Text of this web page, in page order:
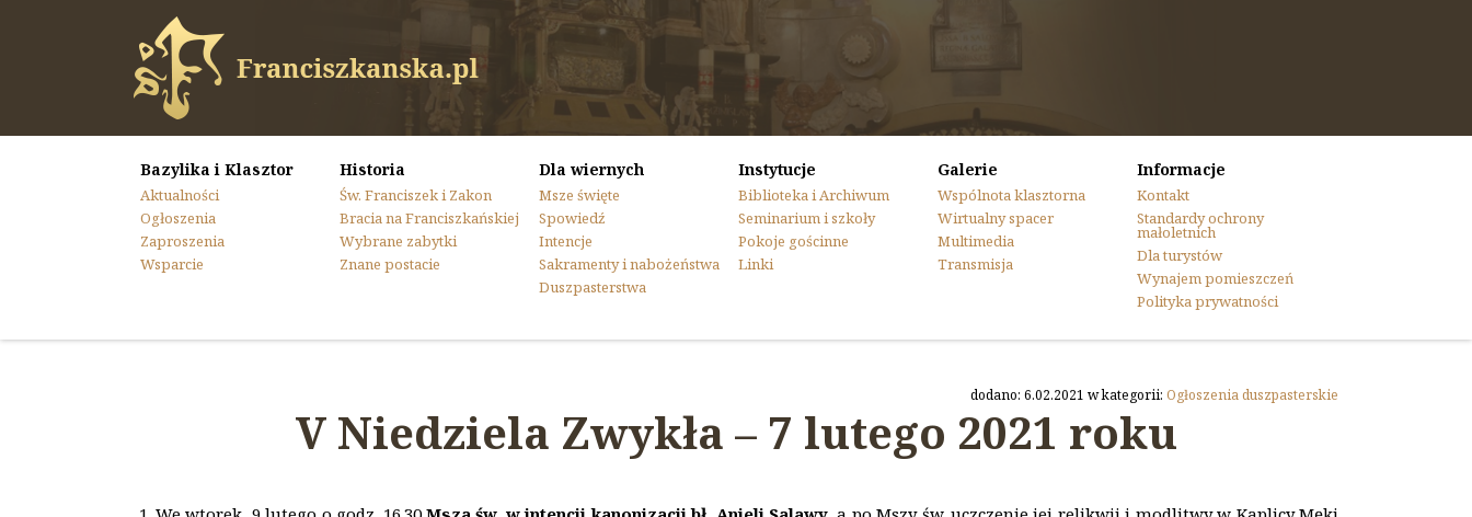
Bazylika i Klasztor
Aktualności
Ogłoszenia
Zaproszenia
Wsparcie
Historia
Św. Franciszek i Zakon
Bracia na Franciszkańskiej
Wybrane zabytki
Znane postacie
Dla wiernych
Msze święte
Spowiedź
Intencje
Sakramenty i nabożeństwa
Duszpasterstwa
Instytucje
Biblioteka i Archiwum
Seminarium i szkoły
Pokoje gościnne
Linki
Galerie
Wspólnota klasztorna
Wirtualny spacer
Multimedia
Transmisja
Informacje
Kontakt
Standardy ochrony
małoletnich
Dla turystów
Wynajem pomieszczeń
Polityka prywatności
dodano: 6.02.2021 w kategorii: Ogłoszenia duszpasterskie
V Niedziela Zwykła – 7 lutego 2021 roku